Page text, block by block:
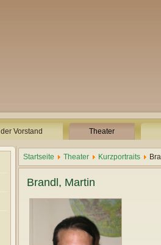
der Vorstand Theater
Startseite Theater Kurzportraits
Brandl, Martin